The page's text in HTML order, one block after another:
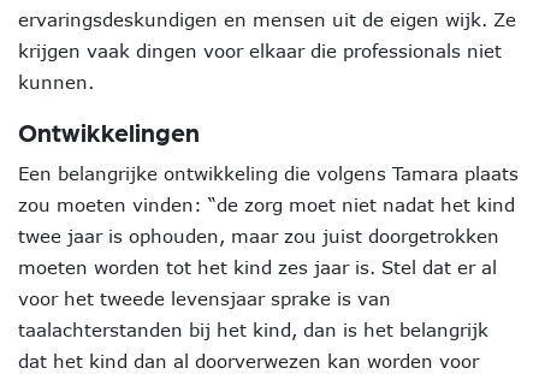
ervaringsdeskundigen en mensen uit de eigen wijk. Ze
krijgen vaak dingen voor elkaar die professionals niet
kunnen.
Ontwikkelingen
Een belangrijke ontwikkeling die volgens Tamara plaats
zou moeten vinden: “de zorg moet niet nadat het kind
twee jaar is ophouden, maar zou juist doorgetrokken
moeten worden tot het kind zes jaar is. Stel dat er al
voor het tweede levensjaar sprake is van
taalachterstanden bij het kind, dan is het belangrijk
dat het kind dan al doorverwezen kan worden voor